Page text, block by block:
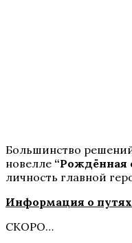
Бюро Параллельных
Большинство
новелле “Рождённая
личность главной
Информация о путях
СКОРО…